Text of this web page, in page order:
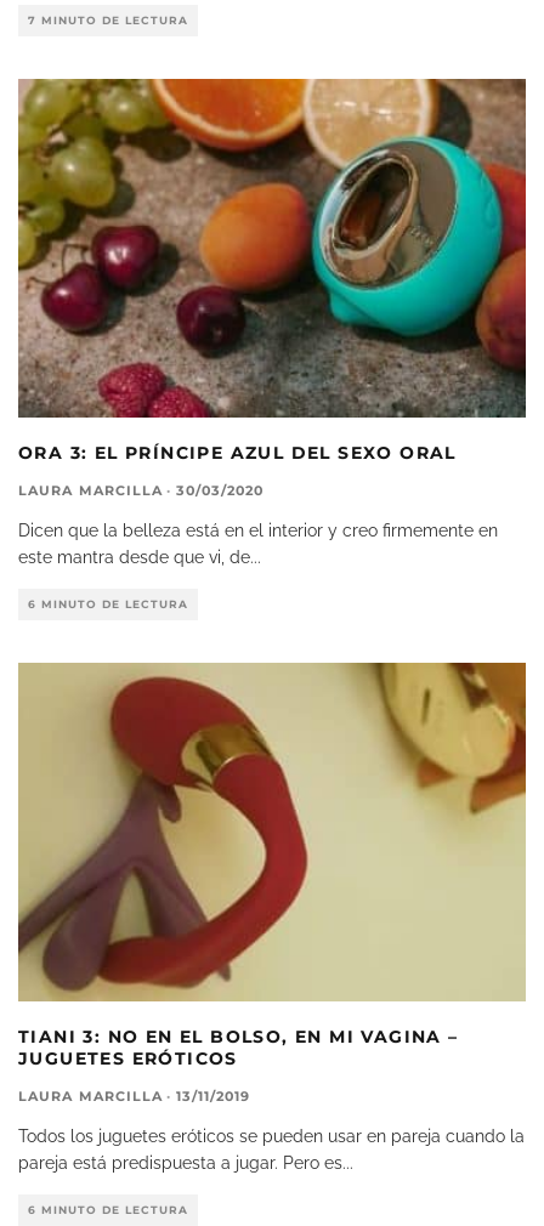
7 MINUTO DE LECTURA
ORA 3: EL PRÍNCIPE AZUL DEL SEXO ORAL
LAURA MARCILLA · 30/03/2020
Dicen que la belleza está en el interior y creo firmemente en
este mantra desde que vi, de...
6 MINUTO DE LECTURA
TIANI 3: NO EN EL BOLSO, EN MI VAGINA –
JUGUETES ERÓTICOS
LAURA MARCILLA · 13/11/2019
Todos los juguetes eróticos se pueden usar en pareja cuando la
pareja está predispuesta a jugar. Pero es...
6 MINUTO DE LECTURA